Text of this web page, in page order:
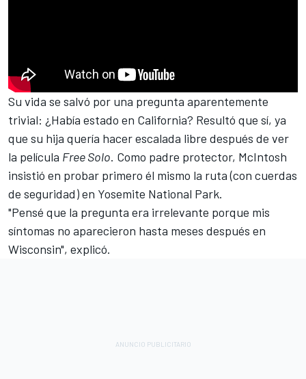
Su vida se salvó por una pregunta aparentemente
trivial: ¿Había estado en California? Resultó que sí, ya
que su hija quería hacer escalada libre después de ver
la película Free Solo. Como padre protector, McIntosh
insistió en probar primero él mismo la ruta (con cuerdas
de seguridad) en Yosemite National Park.
"Pensé que la pregunta era irrelevante porque mis
síntomas no aparecieron hasta meses después en
Wisconsin", explicó.